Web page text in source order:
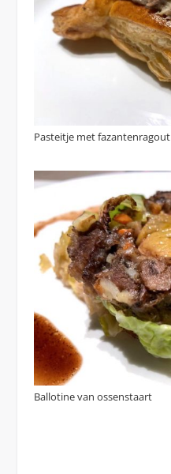
Pasteitje met fazantenragout
Ballotine van ossenstaart